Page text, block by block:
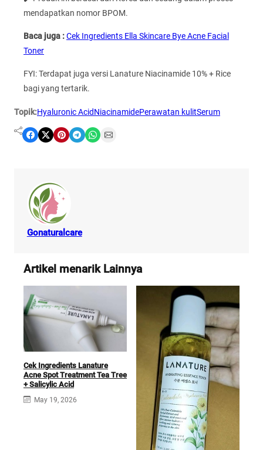
mendapatkan nomor BPOM.
Baca juga :Cek Ingredients Ella Skincare Bye Acne Facial
Toner
FYI: Terdapat juga versi Lanature Niacinamide 10% + Rice
bagi yang tertarik.
Topik:Hyaluronic AcidNiacinamidePerawatan kulitSerum
Share on Facebook Share on X Share on Pinterest Share on Telegram Share on WhatsApp Share on Email
Gonaturalcare
Artikel menarik Lainnya
Cek Ingredients Lanature
Acne Spot Treatment Tea Tree
+ Salicylic Acid
May 19, 2026